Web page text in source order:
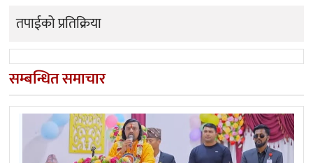
तपाईको प्रतिक्रिया
सम्बन्धित समाचार